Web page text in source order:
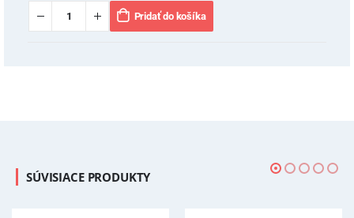
Pridať do košíka
SÚVISIACE PRODUKTY